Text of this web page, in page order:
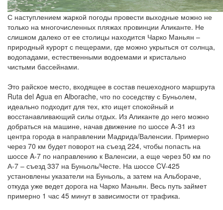
С наступлением жаркой погоды провести выходные можно не
только на многочисленных пляжах провинции Аликанте. Не
слишком далеко от ее столицы находится Чарко Маньян –
природный курорт с пещерами, где можно укрыться от солнца,
водопадами, естественными водоемами и кристально
чистыми бассейнами.
Это райское место, входящее в состав пешеходного маршрута
Ruta del Agua en Alborache, что по соседству с Буньолем,
идеально подходит для тех, кто ищет спокойный и
восстанавливающий силы отдых. Из Аликанте до него можно
добраться на машине, начав движение по шоссе A-31 из
центра города в направлении Мадрида/Валенсии. Примерно
через 70 км будет поворот на съезд 224, чтобы попасть на
шоссе A-7 по направлению к Валенсии, а еще через 50 км по
А-7 – съезд 337 на Буньоль/Честе. На шоссе CV-425
установлены указатели на Буньоль, а затем на Альбораче,
откуда уже ведет дорога на Чарко Маньян. Весь путь займет
примерно 1 час 45 минут в зависимости от трафика.